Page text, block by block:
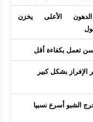
الأعلى يخزن
تعمل بكفاءة أقل
بشكل كبير
الشبو أسرع نسبيا